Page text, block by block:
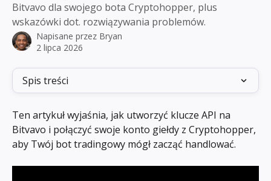
Bitvavo dla swojego bota Cryptohopper, plus
wskazówki dot. rozwiązywania problemów.
Napisane przez Bryan
2 lipca 2026
Spis treści
Ten artykuł wyjaśnia, jak utworzyć klucze API na
Bitvavo i połączyć swoje konto giełdy z Cryptohopper,
aby Twój bot tradingowy mógł zacząć handlować.